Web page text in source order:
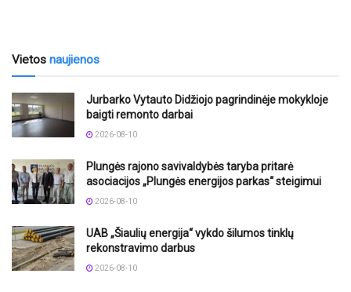
Vietos naujienos
Jurbarko Vytauto Didžiojo pagrindinėje mokykloje
baigti remonto darbai
2026-08-10
Plungės rajono savivaldybės taryba pritarė
asociacijos „Plungės energijos parkas“ steigimui
2026-08-10
UAB „Šiaulių energija“ vykdo šilumos tinklų
rekonstravimo darbus
2026-08-10